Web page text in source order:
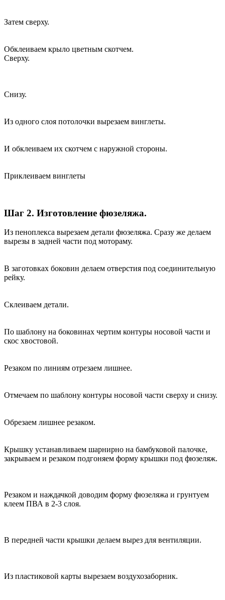
Затем сверху.
Обклеиваем крыло цветным скотчем.
Сверху.
Снизу.
Из одного слоя потолочки вырезаем винглеты.
И обклеиваем их скотчем с наружной стороны.
Приклеиваем винглеты
Шаг 2. Изготовление фюзеляжа.
Из пеноплекса вырезаем детали фюзеляжа. Сразу же делаем
вырезы в задней части под мотораму.
В заготовках боковин делаем отверстия под соединительную
рейку.
Склеиваем детали.
По шаблону на боковинах чертим контуры носовой части и
скос хвостовой.
Резаком по линиям отрезаем лишнее.
Отмечаем по шаблону контуры носовой части сверху и снизу.
Обрезаем лишнее резаком.
Крышку устанавливаем шарнирно на бамбуковой палочке,
закрываем и резаком подгоняем форму крышки под фюзеляж.
Резаком и наждачкой доводим форму фюзеляжа и грунтуем
клеем ПВА в 2-3 слоя.
В передней части крышки делаем вырез для вентиляции.
Из пластиковой карты вырезаем воздухозаборник.